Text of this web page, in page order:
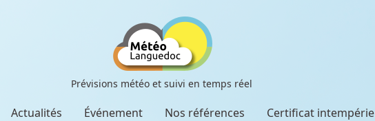
Prévisions météo et suivi en temps réel
Actualités Événement Nos références Certificat intempérie